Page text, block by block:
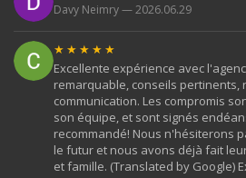
Davy Neimry — 2026.06.29
★★★★★
Excellente expérience avec
remarquable, conseils pertinents,
communication. Les compromis
son équipe, et sont signés
recommandé! Nous n'hésiterons
le futur et nous avons déjà fait
et famille. (Translated by Google)